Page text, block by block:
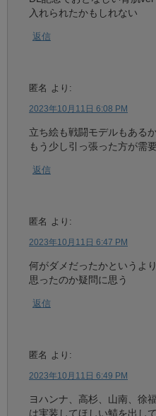
入れられたかもしれない
返信
匿名 より:
2023年10月11日 6:08 PM
立ち絵も戦闘モデルもある
もう少し引っ張った方が需
返信
匿名 より:
2023年10月11日 6:47 PM
何がダメだったかというよ
思ったのか疑問に思う
返信
匿名 より:
2023年10月11日 6:49 PM
ヨハンナ、高杉、山南、徐
は実装してほしい鯖を出し